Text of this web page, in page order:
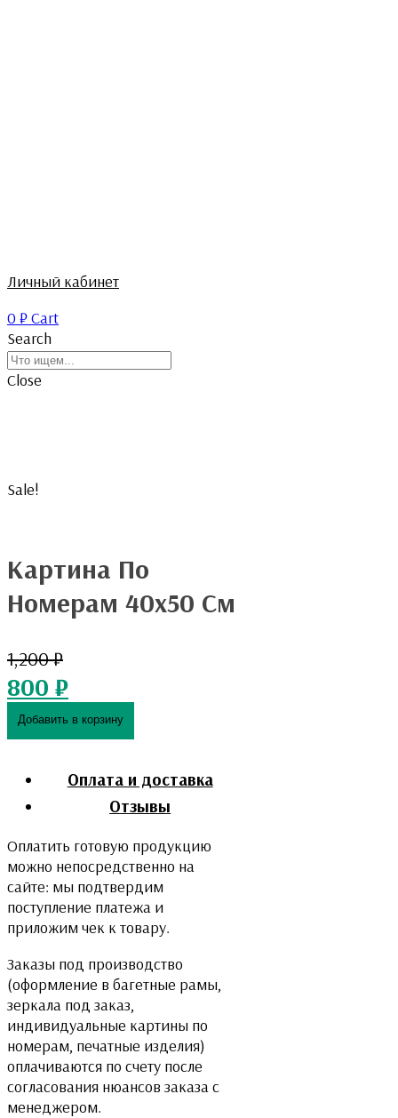
Личный кабинет
0 ₽Cart
Search
Close
Sale!
Картина По
Номерам 40х50 См
1,200₽
800 ₽
Добавить в корзину
Оплата и доставка
Отзывы
Оплатить готовую продукцию
можно непосредственно на
сайте: мы подтвердим
поступление платежа и
приложим чек к товару.
Заказы под производство
(оформление в багетные рамы,
зеркала под заказ,
индивидуальные картины по
номерам, печатные изделия)
оплачиваются по счету после
согласования нюансов заказа с
менеджером.